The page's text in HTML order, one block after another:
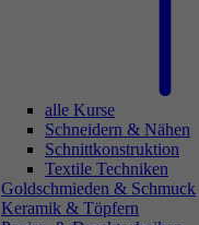
alle Kurse
Schneidern & Nähen
Schnittkonstruktion
Textile Techniken
Goldschmieden & Schmuck
Keramik & Töpfern